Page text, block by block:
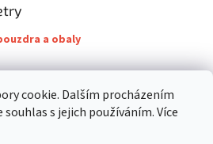
cookie. Dalším procházením
s jejich používáním. Více
a obaly